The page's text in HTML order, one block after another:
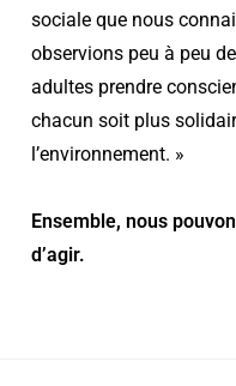
sociale que nous
observions peu à peu
adultes prendre
chacun soit plus
l’environnement. »
Ensemble, nous
d’agir.